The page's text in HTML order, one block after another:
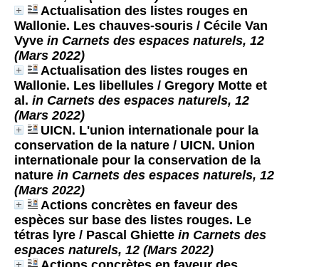
Actualisation des listes rouges en
Wallonie. Les chauves-souris / Cécile Van
Vyve in Carnets des espaces naturels, 12
(Mars 2022)
Actualisation des listes rouges en
Wallonie. Les libellules / Gregory Motte et
al. in Carnets des espaces naturels, 12
(Mars 2022)
UICN. L'union internationale pour la
conservation de la nature / UICN. Union
internationale pour la conservation de la
nature in Carnets des espaces naturels, 12
(Mars 2022)
Actions concrètes en faveur des
espèces sur base des listes rouges. Le
tétras lyre / Pascal Ghiette in Carnets des
espaces naturels, 12 (Mars 2022)